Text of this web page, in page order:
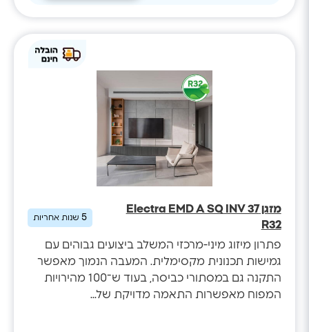
מזגן Electra EMD A SQ INV 37
R32
5שנות אחריות
פתרון מיזוג מיני-מרכזי המשלב ביצועים גבוהים עם
גמישות תכנונית מקסימלית. המעבה הנמוך מאפשר
התקנה גם במסתורי כביסה, בעוד ש־100 מהירויות
המפוח מאפשרות התאמה מדויקת של...